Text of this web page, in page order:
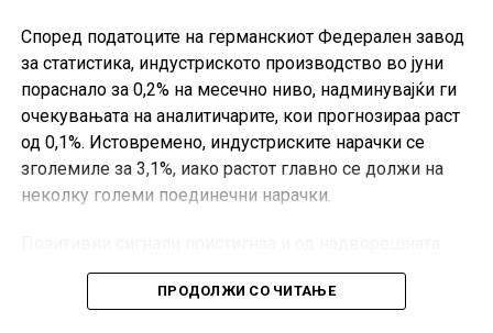
Според податоците на германскиот Федерален завод
за статистика, индустриското производство во јуни
пораснало за 0,2% на месечно ниво, надминувајќи ги
очекувањата на аналитичарите, кои прогнозираа раст
од 0,1%. Истовремено, индустриските нарачки се
зголемиле за 3,1%, иако растот главно се должи на
неколку големи поединечни нарачки.
трговија. Германскиот извоз во јуни се зголемил за
0,9% во однос на претходниот месец, значително над
ПРОДОЛЖИ СО ЧИТАЊЕ